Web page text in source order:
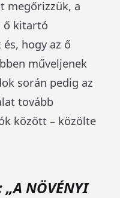
megőrizzük, a
ő kitartó
hogy az ő
műveljenek
során pedig az
tovább
között – közölte
NÖVÉNYI